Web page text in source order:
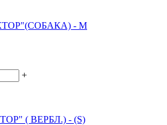
- M
+
( ВЕРБЛ.) - (S)